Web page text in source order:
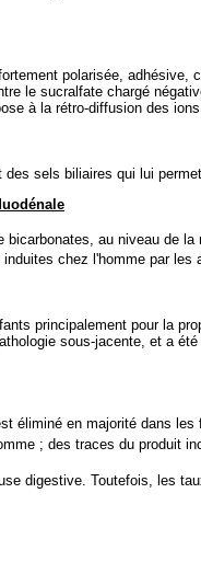
polarisée,
le sucralfate chargé
à la rétro-diffusion des
sels biliaires qui lui
au niveau de la
chez l'homme par
principalement pour la
sous-jacente, et a
éliminé en majorité dans les
; des traces du
digestive. Toutefois, les